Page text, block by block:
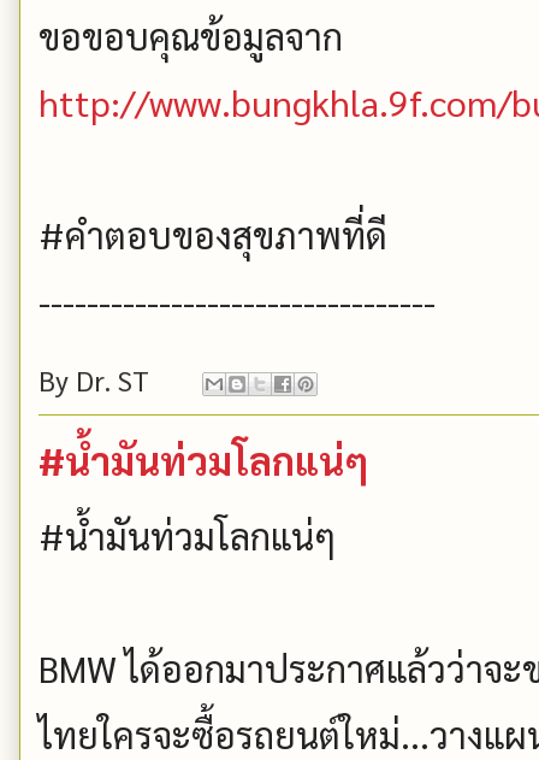
ขอขอบคุณข้อมูลจาก
http://www.bungkhla.9f.com/
#คำตอบของสุขภาพที่ดี
---------------------------------
By Dr. ST
#น้ำมันท่วมโลกแน่ๆ
#น้ำมันท่วมโลกแน่ๆ
BMW ได้ออกมาประกาศแล้วว่าจ
ไทยใครจะซื้อรถยนต์ใหม่...วางแ